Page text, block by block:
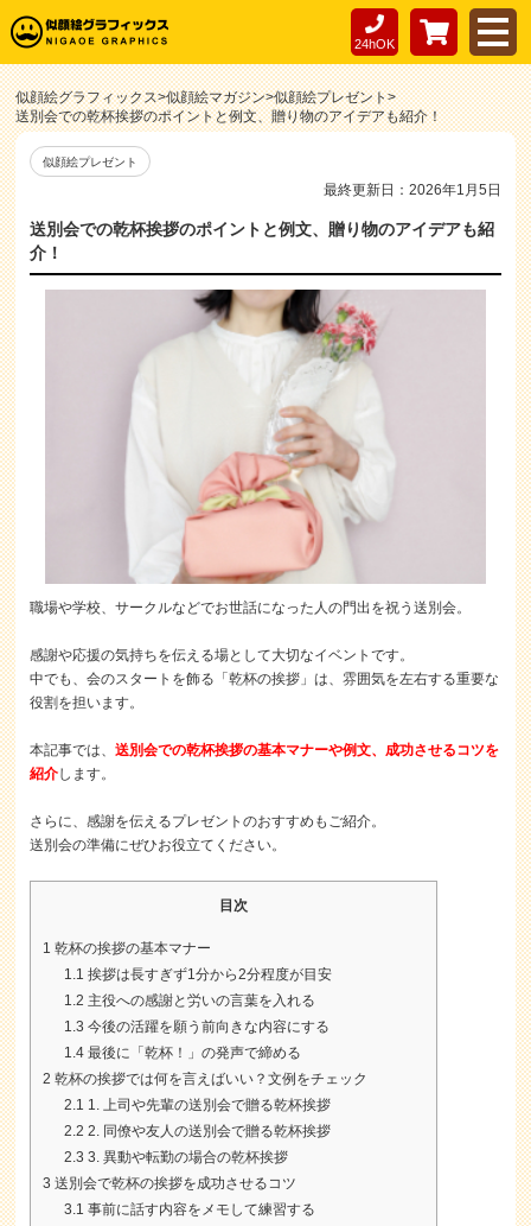
24hOK
似顔絵グラフィックス>似顔絵マガジン>似顔絵プレゼント>
送別会での乾杯挨拶のポイントと例文、贈り物のアイデアも紹介！
似顔絵プレゼント
最終更新日：2026年1月5日
送別会での乾杯挨拶のポイントと例文、贈り物のアイデアも紹
介！
職場や学校、サークルなどでお世話になった人の門出を祝う送別会。
感謝や応援の気持ちを伝える場として大切なイベントです。
中でも、会のスタートを飾る「乾杯の挨拶」は、雰囲気を左右する重要な
役割を担います。
本記事では、送別会での乾杯挨拶の基本マナーや例文、成功させるコツを
紹介します。
さらに、感謝を伝えるプレゼントのおすすめもご紹介。
送別会の準備にぜひお役立てください。
目次
1 乾杯の挨拶の基本マナー
1.1 挨拶は長すぎず1分から2分程度が目安
1.2 主役への感謝と労いの言葉を入れる
1.3 今後の活躍を願う前向きな内容にする
1.4 最後に「乾杯！」の発声で締める
2 乾杯の挨拶では何を言えばいい？文例をチェック
2.1 1. 上司や先輩の送別会で贈る乾杯挨拶
2.2 2. 同僚や友人の送別会で贈る乾杯挨拶
2.3 3. 異動や転勤の場合の乾杯挨拶
3 送別会で乾杯の挨拶を成功させるコツ
3.1 事前に話す内容をメモして練習する